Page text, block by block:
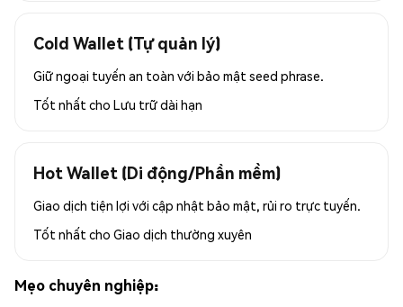
Cold Wallet (Tự quản lý)
Giữ ngoại tuyến an toàn với bảo mật seed phrase.
Tốt nhất cho Lưu trữ dài hạn
Hot Wallet (Di động/Phần mềm)
Giao dịch tiện lợi với cập nhật bảo mật, rủi ro trực tuyến.
Tốt nhất cho Giao dịch thường xuyên
Mẹo chuyên nghiệp: